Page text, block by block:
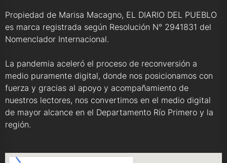
Propiedad de Marisa Macagno, EL DIARIO DEL PUEBLO
es marca registrada según Resolución N° 2941831 del
Nomenclador Internacional.
La pandemia aceleró el proceso de reconversión a
medio puramente digital, donde nos posicionamos con
fuerza y gracias al apoyo y acompañamiento de
nuestros lectores, nos convertimos en el medio digital
de mayor alcance en el Departamento Río Primero y la
región.